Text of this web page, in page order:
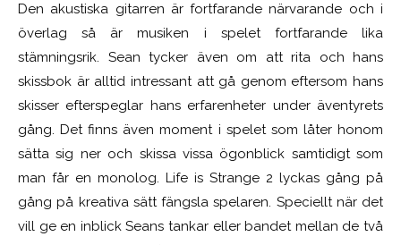
Den akustiska gitarren är fortfarande närvarande och i
överlag så är musiken i spelet fortfarande lika
stämningsrik. Sean tycker även om att rita och hans
skissbok är alltid intressant att gå genom eftersom hans
skisser efterspeglar hans erfarenheter under äventyrets
gång. Det finns även moment i spelet som låter honom
sätta sig ner och skissa vissa ögonblick samtidigt som
man får en monolog. Life is Strange 2 lyckas gång på
gång på kreativa sätt fängsla spelaren. Speciellt när det
vill ge en inblick Seans tankar eller bandet mellan de två